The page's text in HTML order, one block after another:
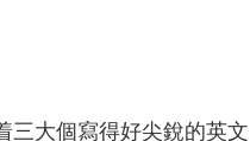
三大個寫得好尖銳的英文